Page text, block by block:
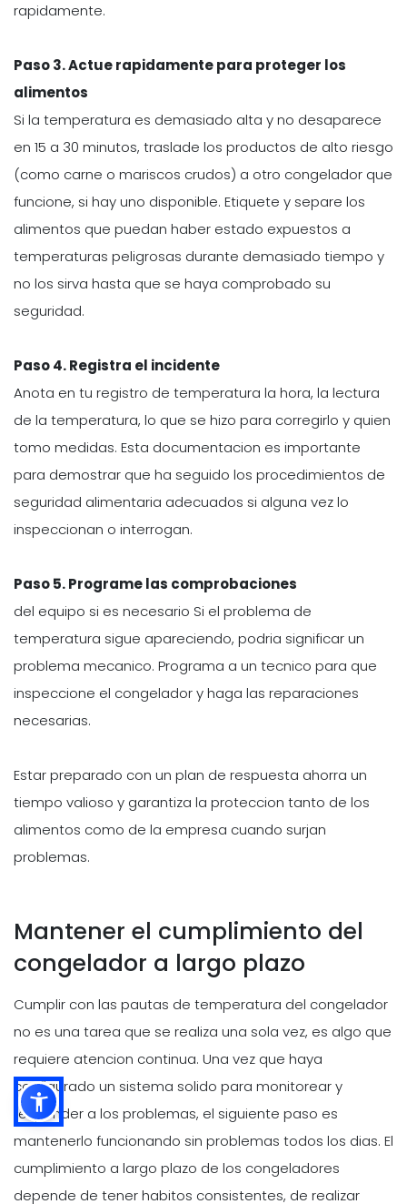
rapidamente.
Paso 3. Actue rapidamente para proteger los
alimentos
Si la temperatura es demasiado alta y no desaparece
en 15 a 30 minutos, traslade los productos de alto riesgo
(como carne o mariscos crudos) a otro congelador que
funcione, si hay uno disponible. Etiquete y separe los
alimentos que puedan haber estado expuestos a
temperaturas peligrosas durante demasiado tiempo y
no los sirva hasta que se haya comprobado su
seguridad.
Paso 4. Registra el incidente
Anota en tu registro de temperatura la hora, la lectura
de la temperatura, lo que se hizo para corregirlo y quien
tomo medidas. Esta documentacion es importante
para demostrar que ha seguido los procedimientos de
seguridad alimentaria adecuados si alguna vez lo
inspeccionan o interrogan.
Paso 5. Programe las comprobaciones
del equipo si es necesario Si el problema de
temperatura sigue apareciendo, podria significar un
problema mecanico. Programa a un tecnico para que
inspeccione el congelador y haga las reparaciones
necesarias.
Estar preparado con un plan de respuesta ahorra un
tiempo valioso y garantiza la proteccion tanto de los
alimentos como de la empresa cuando surjan
problemas.
Mantener el cumplimiento del
congelador a largo plazo
Cumplir con las pautas de temperatura del congelador
no es una tarea que se realiza una sola vez, es algo que
requiere atencion continua. Una vez que haya
configurado un sistema solido para monitorear y
responder a los problemas, el siguiente paso es
mantenerlo funcionando sin problemas todos los dias. El
cumplimiento a largo plazo de los congeladores
depende de tener habitos consistentes, de realizar